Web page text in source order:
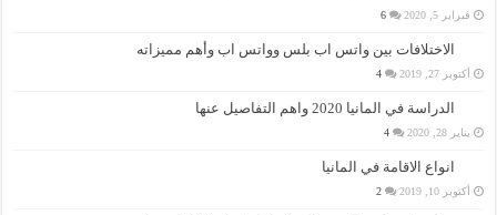
فبراير 5, 2020 6
الاختلافات بين واتس اب بلس وواتس اب وأهم مميزاته
أكتوبر 27, 2019 4
الدراسة في المانيا 2020 واهم التفاصيل عنها
يناير 28, 2020 4
انواع الاقامة في المانيا
أكتوبر 10, 2019 2